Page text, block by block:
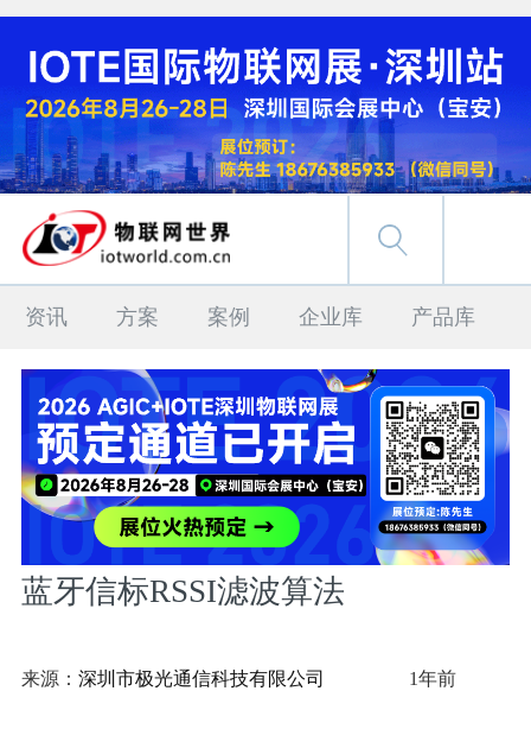
资讯 方案 案例 企业库 产品库
蓝牙信标RSSI滤波算法
来源： 深圳市极光通信科技有限公司 1年前